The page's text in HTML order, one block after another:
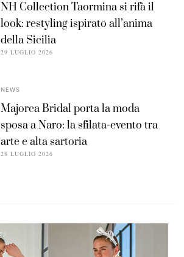
NH Collection Taormina si rifà il
look: restyling ispirato all’anima
della Sicilia
29 LUGLIO 2026
NEWS
Majorca Bridal porta la moda
sposa a Naro: la sfilata-evento tra
arte e alta sartoria
28 LUGLIO 2026